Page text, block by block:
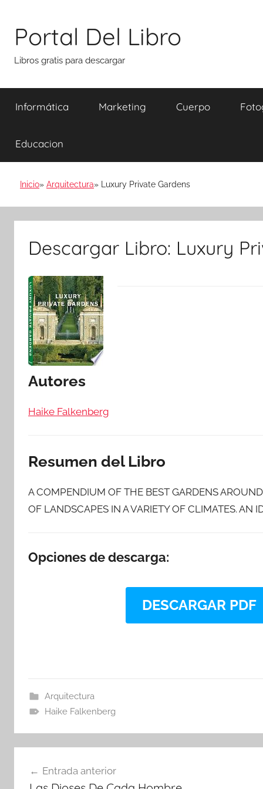
contenido
Portal Del Libro
Libros gratis para descargar
Informática Marketing Cuerpo
Educacion
Inicio Arquitectura Luxury Private Gardens
Descargar Libro: Luxury
Autores
Haike Falkenberg
Resumen del Libro
A COMPENDIUM OF THE BEST GARDENS
OF LANDSCAPES IN A VARIETY OF CLIMATES. AN
Opciones de descarga:
DESCARGAR PDF
Arquitectura
Haike Falkenberg
de
Entrada anterior